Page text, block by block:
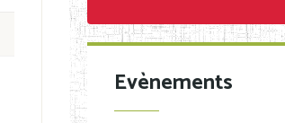
Evènements